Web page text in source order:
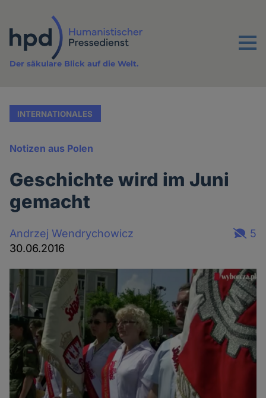
Inhalt
Menu
Der säkulare Blick auf die Welt.
INTERNATIONALES
Notizen aus Polen
Geschichte wird im Juni
gemacht
Andrzej Wendrychowicz
30.06.2016
5